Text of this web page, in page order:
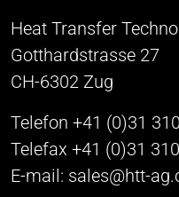
Heat Transfer
Gotthardstrasse 27
CH-6302 Zug
Telefon +41 (0)31
Telefax +41 (0)31
E-mail: sales@htt-